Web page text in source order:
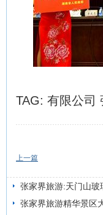
TAG: 有限公司
上一篇
张家界旅游:天门山玻
张家界旅游精华景区